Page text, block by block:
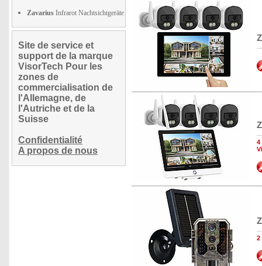
Zavarius Infrarot Nachtsichtgeräte
Site de service et
support de la marque
VisorTech Pour les
zones de
commercialisation de
l'Allemagne, de
l'Autriche et de la
Suisse
Confidentialité
A propos de nous
4
2